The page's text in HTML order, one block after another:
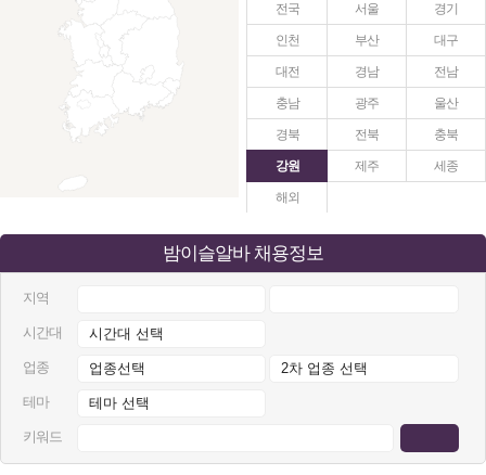
전국
서울 경기
인천 부산 대구
대전 경남 전남
충남 광주 울산
경북 전북 충북
강원 제주 세종
해외
밤이슬알바 채용정보
지역
시간대
업종
테마
키워드